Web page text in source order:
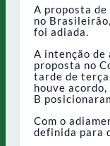
A proposta
no
foi adiada.
A intenção de
proposta no
tarde de
houve
B
Com o
definida para